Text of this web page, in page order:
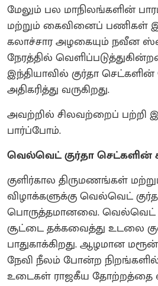
மேலும் பல மாநிலங்களின்
மற்றும் கைவினைப்
கலாச்சார அழகையும் நவீன
நேரத்தில்
இந்தியாவில் குர்தா
அதிகரித்து வருகிறது.
அவற்றில் சிலவற்றைப் பற்றி
பார்ப்போம்.
வெல்வெட் குர்தா செட்களின்
குளிர்கால திருமணங்கள்
விழாக்களுக்கு வெல்வெட்
பொருத்தமானவை. வெல்வெட்
சூட்டை தக்கவைத்து உடலை
பாதுகாக்கிறது. ஆழமான
நேவி நீலம் போன்ற
உடைகள் ராஜகீய தோற்றத்தை